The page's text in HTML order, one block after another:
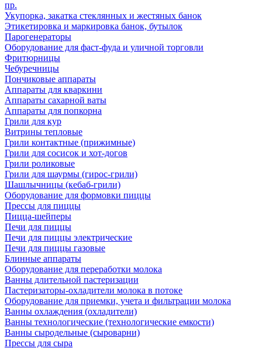
пр.
Укупорка, закатка стеклянных и жестяных банок
Этикетировка и маркировка банок, бутылок
Парогенераторы
Оборудование для фаст-фуда и уличной торговли
Фритюрницы
Чебуречницы
Пончиковые аппараты
Аппараты для кваркини
Аппараты сахарной ваты
Аппараты для попкорна
Грили для кур
Витрины тепловые
Грили контактные (прижимные)
Грили для сосисок и хот-догов
Грили роликовые
Грили для шаурмы (гирос-грили)
Шашлычницы (кебаб-грили)
Оборудование для формовки пиццы
Прессы для пиццы
Пицца-шейперы
Печи для пиццы
Печи для пиццы электрические
Печи для пиццы газовые
Блинные аппараты
Оборудование для переработки молока
Ванны длительной пастеризации
Пастеризаторы-охладители молока в потоке
Оборудование для приемки, учета и фильтрации молока
Ванны охлаждения (охладители)
Ванны технологические (технологические емкости)
Ванны сыродельные (сыроварни)
Прессы для сыра